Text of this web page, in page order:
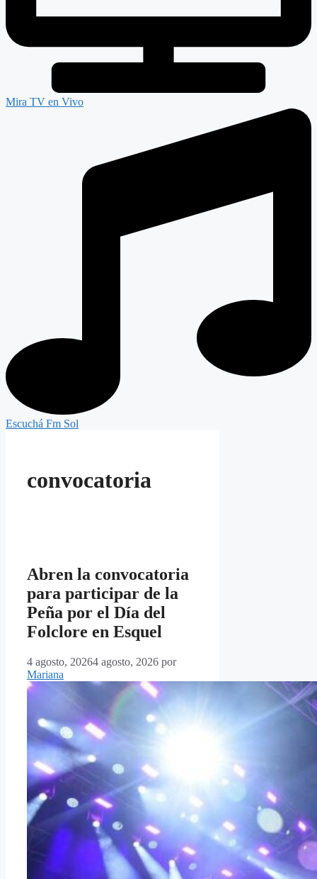
Mira TV en Vivo
Escuchá Fm Sol
convocatoria
Abren la convocatoria
para participar de la
Peña por el Día del
Folclore en Esquel
4 agosto, 20264 agosto, 2026 por
Mariana